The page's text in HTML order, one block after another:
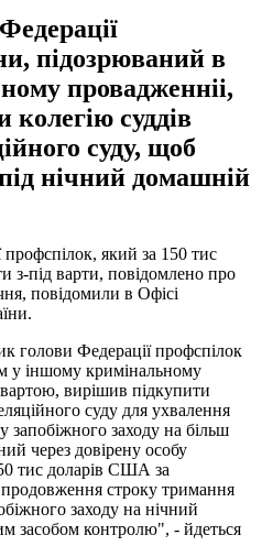
підозрюваний в
провадженніі,
суддів
суду, щоб
нічний домашній
який за 150 тис
з-під варти, повідомлено про
повідомили в Офісі
голови Федерації профспілок
у іншому кримінальному
вирішив підкупити
суду для ухвалення
заходу на більш
через довірену особу
тис доларів США за
строку тримання
заходу на нічний
засобом контролю", - йдеться